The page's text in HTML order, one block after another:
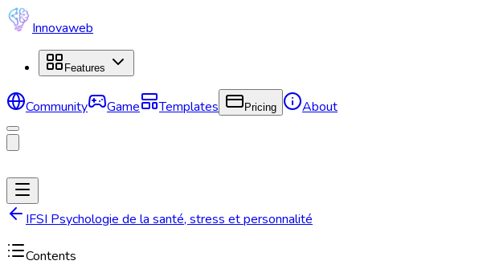
Innovaweb
Features
Community Game Templates Pricing About
IFSI Psychologie de la santé, stress et personnalité
Contents